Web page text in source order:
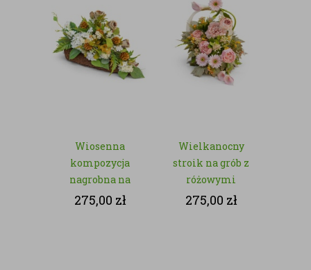
Wiosenna
kompozycja
nagrobna na
Wielkanoc ze
275,00 zł
Wielkanocny
stroik na grób z
różowymi
kwiatami –
275,00 zł